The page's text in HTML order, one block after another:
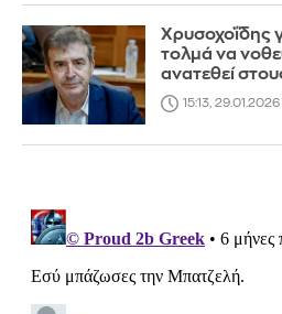
Χρυσοχοΐδης
τολμά να
ανατεθεί
15:13, 29.01.2026